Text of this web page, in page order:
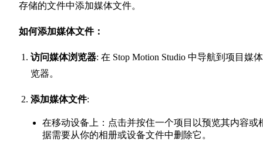
存储的文件中添加媒体文件。
如何添加媒体文件：
访问媒体浏览器: 在 Stop Motion Studio 中导航到项目媒
览器。
添加媒体文件:
在移动设备上：点击并按住一个项目以预览其内容或
据需要从你的相册或设备文件中删除它。